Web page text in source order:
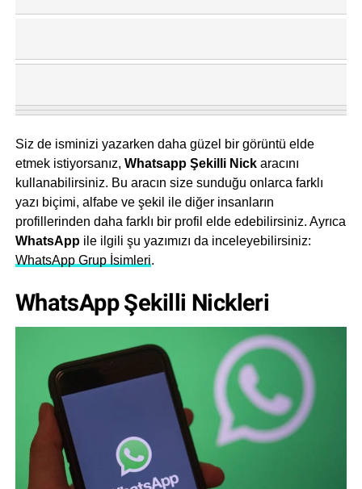
Siz de isminizi yazarken daha güzel bir görüntü elde
etmek istiyorsanız, Whatsapp Şekilli Nick aracını
kullanabilirsiniz. Bu aracın size sunduğu onlarca farklı
yazı biçimi, alfabe ve şekil ile diğer insanların
profillerinden daha farklı bir profil elde edebilirsiniz. Ayrıca
WhatsAppile ilgili şu yazımızı da inceleyebilirsiniz:
WhatsApp Grup İsimleri.
WhatsApp Şekilli Nickleri